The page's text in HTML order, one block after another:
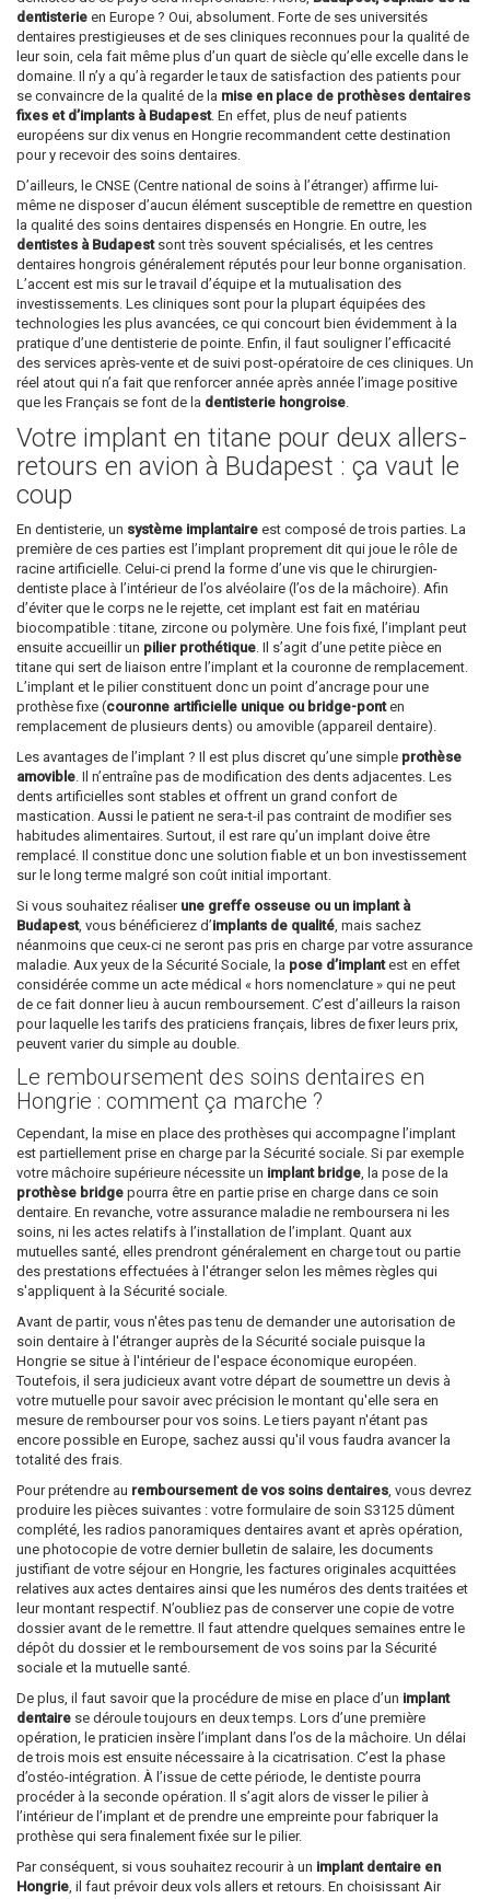
dentisterie en Europe ? Oui, absolument. Forte de ses universités
dentaires prestigieuses et de ses cliniques reconnues pour la qualité de
leur soin, cela fait même plus d’un quart de siècle qu’elle excelle dans le
domaine. Il n’y a qu’à regarder le taux de satisfaction des patients pour
se convaincre de la qualité de la mise en place de prothèses dentaires
fixes et d’implants à Budapest. En effet, plus de neuf patients
européens sur dix venus en Hongrie recommandent cette destination
pour y recevoir des soins dentaires.
D’ailleurs, le CNSE (Centre national de soins à l’étranger) affirme lui-
même ne disposer d’aucun élément susceptible de remettre en question
la qualité des soins dentaires dispensés en Hongrie. En outre, les
dentistes à Budapestsont très souvent spécialisés, et les centres
dentaires hongrois généralement réputés pour leur bonne organisation.
L’accent est mis sur le travail d’équipe et la mutualisation des
investissements. Les cliniques sont pour la plupart équipées des
technologies les plus avancées, ce qui concourt bien évidemment à la
pratique d’une dentisterie de pointe. Enfin, il faut souligner l’efficacité
des services après-vente et de suivi post-opératoire de ces cliniques. Un
réel atout qui n’a fait que renforcer année après année l’image positive
que les Français se font de la dentisterie hongroise.
Votre implant en titane pour deux allers-
retours en avion à Budapest : ça vaut le
coup
En dentisterie, un système implantaire est composé de trois parties. La
première de ces parties est l’implant proprement dit qui joue le rôle de
racine artificielle. Celui-ci prend la forme d’une vis que le chirurgien-
dentiste place à l’intérieur de l’os alvéolaire (l’os de la mâchoire). Afin
d’éviter que le corps ne le rejette, cet implant est fait en matériau
biocompatible : titane, zircone ou polymère. Une fois fixé, l’implant peut
ensuite accueillir un pilier prothétique. Il s’agit d’une petite pièce en
titane qui sert de liaison entre l’implant et la couronne de remplacement.
L’implant et le pilier constituent donc un point d’ancrage pour une
prothèse fixe (couronne artificielle unique ou bridge-ponten
remplacement de plusieurs dents) ou amovible (appareil dentaire).
Les avantages de l’implant ? Il est plus discret qu’une simple prothèse
amovible. Il n’entraîne pas de modification des dents adjacentes. Les
dents artificielles sont stables et offrent un grand confort de
mastication. Aussi le patient ne sera-t-il pas contraint de modifier ses
habitudes alimentaires. Surtout, il est rare qu’un implant doive être
remplacé. Il constitue donc une solution fiable et un bon investissement
sur le long terme malgré son coût initial important.
Si vous souhaitez réaliser une greffe osseuse ou un implant à
Budapest, vous bénéficierez d’implants de qualité, mais sachez
néanmoins que ceux-ci ne seront pas pris en charge par votre assurance
maladie. Aux yeux de la Sécurité Sociale, la pose d’implantest en effet
considérée comme un acte médical « hors nomenclature » qui ne peut
de ce fait donner lieu à aucun remboursement. C’est d’ailleurs la raison
pour laquelle les tarifs des praticiens français, libres de fixer leurs prix,
peuvent varier du simple au double.
Le remboursement des soins dentaires en
Hongrie : comment ça marche ?
Cependant, la mise en place des prothèses qui accompagne l’implant
est partiellement prise en charge par la Sécurité sociale. Si par exemple
votre mâchoire supérieure nécessite un implant bridge, la pose de la
prothèse bridge pourra être en partie prise en charge dans ce soin
dentaire. En revanche, votre assurance maladie ne remboursera ni les
soins, ni les actes relatifs à l’installation de l’implant. Quant aux
mutuelles santé, elles prendront généralement en charge tout ou partie
des prestations effectuées à l'étranger selon les mêmes règles qui
s'appliquent à la Sécurité sociale.
Avant de partir, vous n'êtes pas tenu de demander une autorisation de
soin dentaire à l'étranger auprès de la Sécurité sociale puisque la
Hongrie se situe à l'intérieur de l'espace économique européen.
Toutefois, il sera judicieux avant votre départ de soumettre un devis à
votre mutuelle pour savoir avec précision le montant qu'elle sera en
mesure de rembourser pour vos soins. Le tiers payant n'étant pas
encore possible en Europe, sachez aussi qu'il vous faudra avancer la
totalité des frais.
Pour prétendre au remboursement de vos soins dentaires, vous devrez
produire les pièces suivantes : votre formulaire de soin S3125 dûment
complété, les radios panoramiques dentaires avant et après opération,
une photocopie de votre dernier bulletin de salaire, les documents
justifiant de votre séjour en Hongrie, les factures originales acquittées
relatives aux actes dentaires ainsi que les numéros des dents traitées et
leur montant respectif. N’oubliez pas de conserver une copie de votre
dossier avant de le remettre. Il faut attendre quelques semaines entre le
dépôt du dossier et le remboursement de vos soins par la Sécurité
sociale et la mutuelle santé.
De plus, il faut savoir que la procédure de mise en place d’un implant
dentaire se déroule toujours en deux temps. Lors d’une première
opération, le praticien insère l’implant dans l’os de la mâchoire. Un délai
de trois mois est ensuite nécessaire à la cicatrisation. C’est la phase
d’ostéo-intégration. À l’issue de cette période, le dentiste pourra
procéder à la seconde opération. Il s’agit alors de visser le pilier à
l’intérieur de l’implant et de prendre une empreinte pour fabriquer la
prothèse qui sera finalement fixée sur le pilier.
Par conséquent, si vous souhaitez recourir à un implant dentaire en
Hongrie, il faut prévoir deux vols allers et retours. En choisissant Air